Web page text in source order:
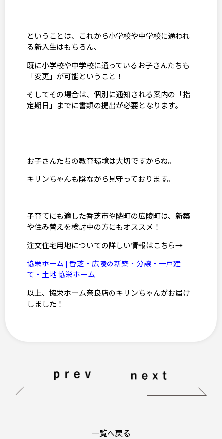
ということは、これから小学校や中学校に通われ
る新入生はもちろん、
既に小学校や中学校に通っているお子さんたちも
「変更」が可能ということ！
そしてその場合は、個別に通知される案内の「指
定期日」までに書類の提出が必要となります。
お子さんたちの教育環境は大切ですからね。
キリンちゃんも陰ながら見守っております。
子育てにも適した香芝市や隣町の広陵町は、新築
や住み替えを検討中の方にもオススメ！
注文住宅用地についての詳しい情報はこちら→
協栄ホーム | 香芝・広陵の新築・分譲・一戸建
て・土地 協栄ホーム
以上、協栄ホーム奈良店のキリンちゃんがお届け
しました！
一覧へ戻る